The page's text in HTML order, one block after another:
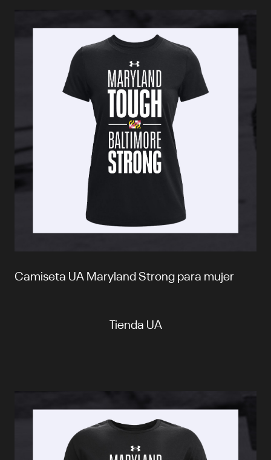
Camiseta UA Maryland Strong para mujer
Tienda UA